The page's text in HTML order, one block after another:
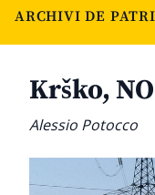
ARCHIVI DE
Krško,
Alessio Potocco